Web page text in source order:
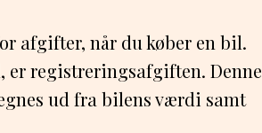
afgifter, når du køber en bil.
er registreringsafgiften. Denne
ud fra bilens værdi samt